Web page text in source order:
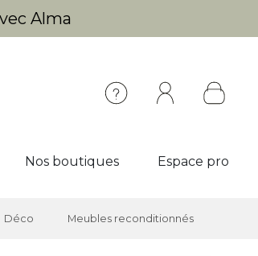
Alma
Nos boutiques Espace pro
Déco Meubles reconditionnés